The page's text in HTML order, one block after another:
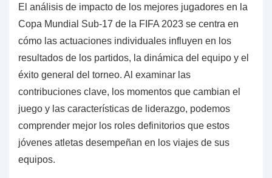
El análisis de impacto de los mejores jugadores en la
Copa Mundial Sub-17 de la FIFA 2023 se centra en
cómo las actuaciones individuales influyen en los
resultados de los partidos, la dinámica del equipo y el
éxito general del torneo. Al examinar las
contribuciones clave, los momentos que cambian el
juego y las características de liderazgo, podemos
comprender mejor los roles definitorios que estos
jóvenes atletas desempeñan en los viajes de sus
equipos.